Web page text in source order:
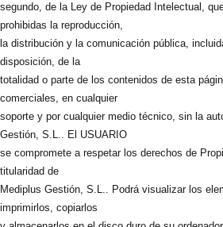
segundo, de la Ley de Propiedad Intelectual,
prohibidas la reproducción,
la distribución y la comunicación pública,
disposición, de la
totalidad o parte de los contenidos de esta
comerciales, en cualquier
soporte y por cualquier medio técnico, sin la
Gestión, S.L.. El USUARIO
se compromete a respetar los derechos de
titularidad de
Mediplus Gestión, S.L.. Podrá visualizar los
imprimirlos, copiarlos